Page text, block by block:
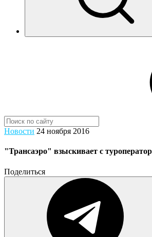
Новости 24 ноября 2016
"Трансаэро" взыскивает с
Поделиться